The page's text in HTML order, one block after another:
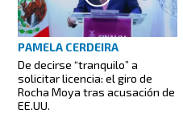
PAMELA CERDEIRA
De decirse “tranquilo” a
solicitar licencia: el giro de
Rocha Moya tras acusación de
EE.UU.